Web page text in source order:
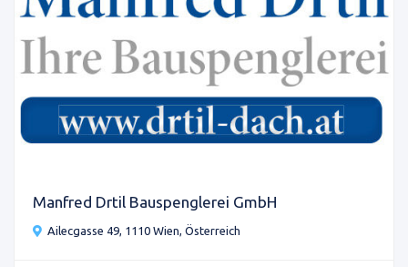
Manfred Drtil Bauspenglerei GmbH
Ailecgasse 49, 1110 Wien, Österreich